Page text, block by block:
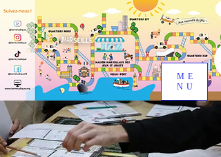
ME
NU